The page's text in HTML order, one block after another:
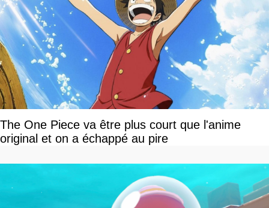
The One Piece va être plus court que l'anime
original et on a échappé au pire